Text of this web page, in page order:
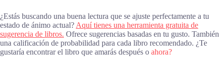
¿Estás buscando una buena lectura que se ajuste perfectamente a tu
estado de ánimo actual? Aquí tienes una herramienta gratuita de
sugerencia de libros. Ofrece sugerencias basadas en tu gusto. También
una calificación de probabilidad para cada libro recomendado. ¿Te
gustaría encontrar el libro que amarás después o ahora?